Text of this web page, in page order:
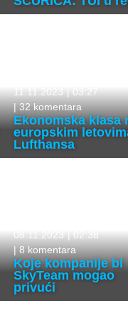
11.11.2023 |03:27
|32 komentara
Ekonomska klasa
europskim
Lufthansa
08.11.2023 |02:38
|8 komentara
Koje kompanije bi
SkyTeam mogao
privući